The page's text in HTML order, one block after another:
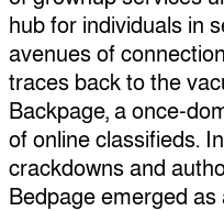
hub for individuals in
avenues of
traces back to the
Backpage, a once-
of online classifieds.
crackdowns and
Bedpage emerged